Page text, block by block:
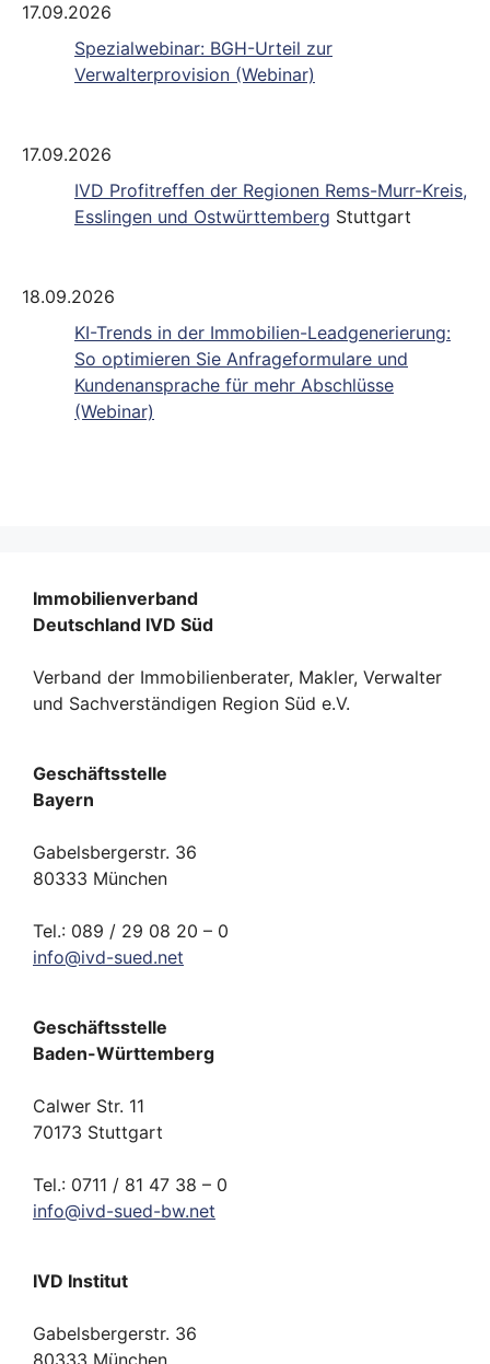
17.09.2026
Spezialwebinar: BGH-Urteil zur
Verwalterprovision (Webinar)
17.09.2026
IVD Profitreffen der Regionen Rems-Murr-Kreis,
Esslingen und Ostwürttemberg Stuttgart
18.09.2026
KI-Trends in der Immobilien-Leadgenerierung:
So optimieren Sie Anfrageformulare und
Kundenansprache für mehr Abschlüsse
(Webinar)
Immobilienverband
Deutschland IVD Süd
Verband der Immobilienberater, Makler, Verwalter
und Sachverständigen Region Süd e.V.
Geschäftsstelle
Bayern
Gabelsbergerstr. 36
80333 München
Tel.: 089 / 29 08 20 – 0
info@ivd-sued.net
Geschäftsstelle
Baden-Württemberg
Calwer Str. 11
70173 Stuttgart
Tel.: 0711 / 81 47 38 – 0
info@ivd-sued-bw.net
IVD Institut
Gabelsbergerstr. 36